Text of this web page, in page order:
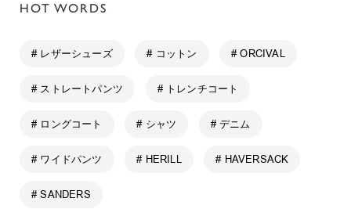
HOT WORDS
# レザーシューズ # コットン # ORCIVAL
# ストレートパンツ # トレンチコート
# ロングコート # シャツ # デニム
# ワイドパンツ # HERILL # HAVERSACK
# SANDERS